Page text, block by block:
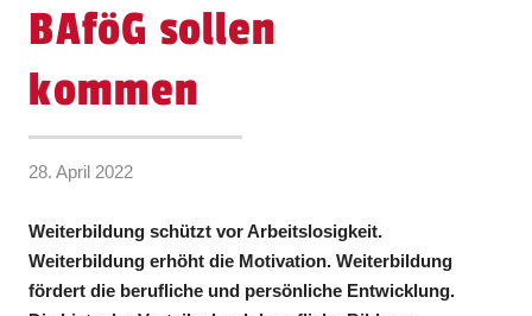
BAföG sollen
kommen
28. April 2022
Weiterbildung schützt vor Arbeitslosigkeit.
Weiterbildung erhöht die Motivation. Weiterbildung
fördert die berufliche und persönliche Entwicklung.